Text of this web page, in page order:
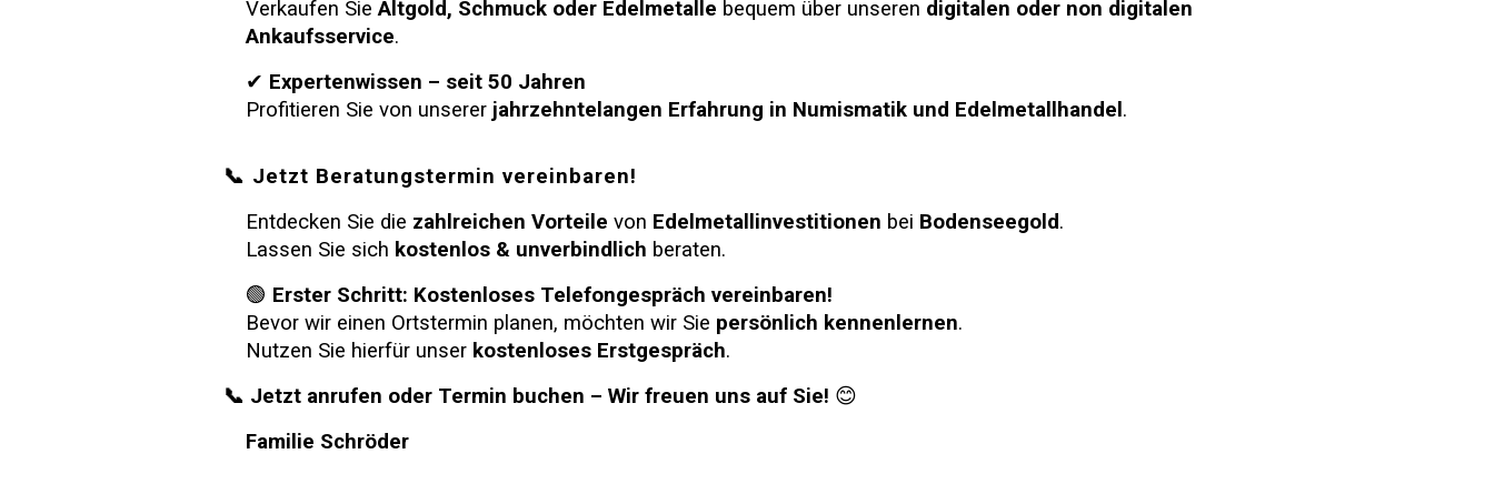
Verkaufen SieAltgold, Schmuck oder Edelmetalle bequem über unseren digitalen oder non digitalen
Ankaufsservice.
✔ Expertenwissen – seit 50 Jahren
Profitieren Sie von unserer jahrzehntelangen Erfahrung in Numismatik und Edelmetallhandel .
📞 Jetzt Beratungstermin vereinbaren!
Entdecken Sie die zahlreichen Vorteile von Edelmetallinvestitionen bei Bodenseegold.
Lassen Sie sich kostenlos & unverbindlich beraten.
🟢 Erster Schritt: Kostenloses Telefongespräch vereinbaren!
Bevor wir einen Ortstermin planen, möchten wir Sie persönlich kennenlernen.
Nutzen Sie hierfür unser kostenloses Erstgespräch.
📞 Jetzt anrufen oder Termin buchen – Wir freuen uns auf Sie! 😊
Familie Schröder